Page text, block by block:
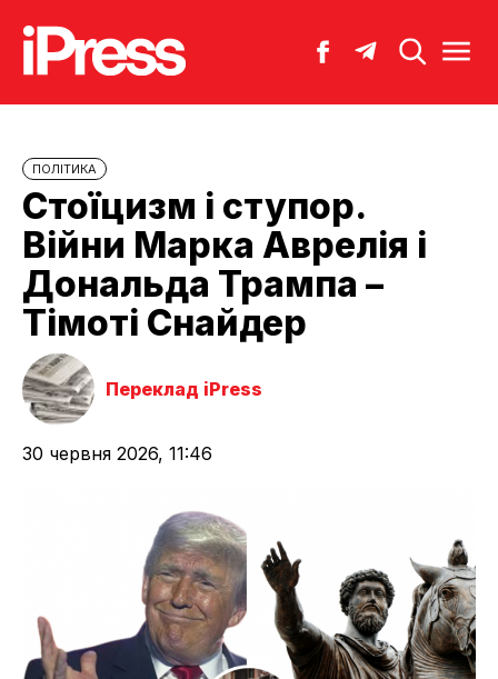
ПОЛІТИКА
Стоїцизм і ступор.
Війни Марка Аврелія і
Дональда Трампа –
Тімоті Снайдер
Переклад iPress
30 червня 2026, 11:46